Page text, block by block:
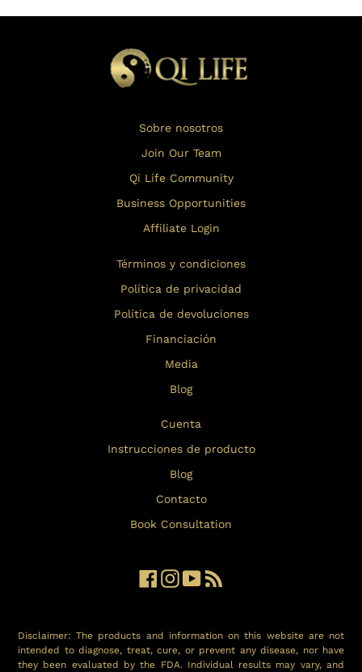
Sobre nosotros
Join Our Team
Qi Life Community
Business Opportunities
Affiliate Login
Términos y condiciones
Política de privacidad
Política de devoluciones
Financiación
Media
Blog
Cuenta
Instrucciones de producto
Blog
Contacto
Book Consultation
Facebook
Instagram
YouTube
Disclaimer: The products and information on this website are not
intended to diagnose, treat, cure, or prevent any disease, nor have
they been evaluated by the FDA. Individual results may vary, and